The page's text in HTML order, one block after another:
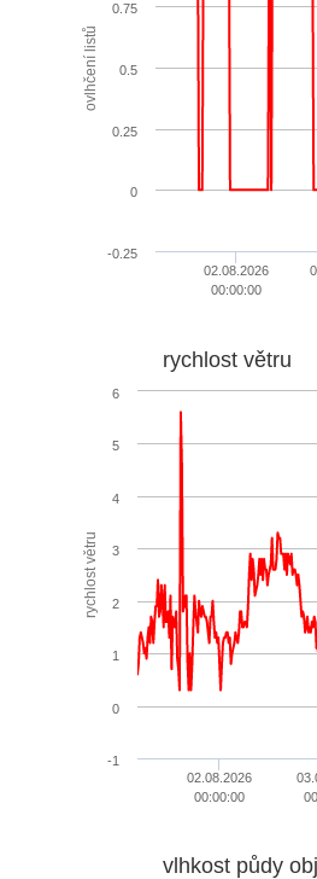
ovlhčení listů
02.08.2026
00:00:00
-0.25
0
0.25
0.5
0.75
rychlost větru
rychlost větru
02.08.2026
00:00:00
-1
0
1
2
3
4
5
6
vlhkost půdy